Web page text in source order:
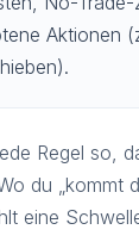
Aktionen
Regel so,
du „kommt
eine